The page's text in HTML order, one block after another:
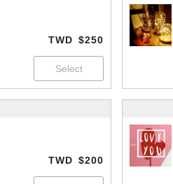
TWD $250
TWD $200